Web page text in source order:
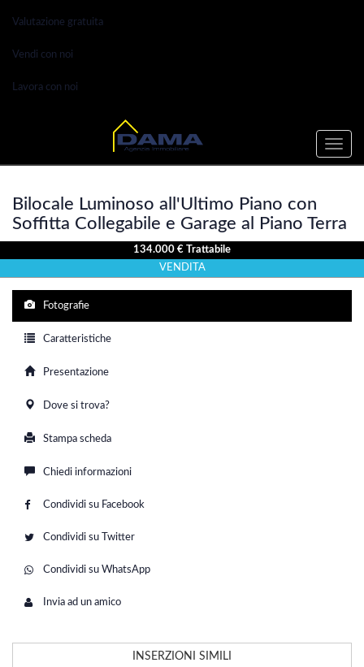
Valutazione gratuita
Vendi con noi
Lavora con noi
Toggle
Bilocale Luminoso all'Ultimo Piano con
Soffitta Collegabile e Garage al Piano Terra
134.000 € Trattabile
VENDITA
Fotografie
Caratteristiche
Presentazione
Dove si trova?
Stampa scheda
Chiedi informazioni
Condividi su Facebook
Condividi su Twitter
Condividi su WhatsApp
Invia ad un amico
INSERZIONI SIMILI